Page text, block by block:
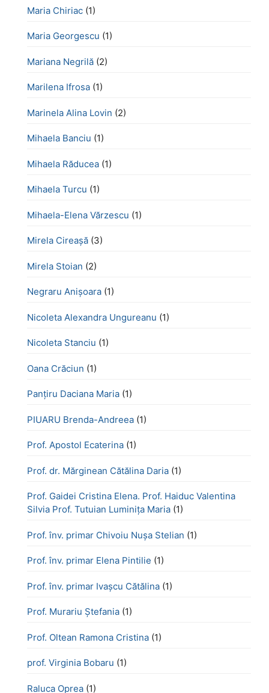
Maria Chiriac (1)
Maria Georgescu (1)
Mariana Negrilă (2)
Marilena Ifrosa (1)
Marinela Alina Lovin (2)
Mihaela Banciu (1)
Mihaela Răducea (1)
Mihaela Turcu (1)
Mihaela-Elena Vărzescu (1)
Mirela Cireașă (3)
Mirela Stoian (2)
Negraru Anișoara (1)
Nicoleta Alexandra Ungureanu (1)
Nicoleta Stanciu (1)
Oana Crăciun (1)
Panțiru Daciana Maria (1)
PIUARU Brenda-Andreea (1)
Prof. Apostol Ecaterina (1)
Prof. dr. Mărginean Cătălina Daria (1)
Prof. Gaidei Cristina Elena. Prof. Haiduc Valentina
Silvia Prof. Tutuian Luminița Maria (1)
Prof. înv. primar Chivoiu Nușa Stelian (1)
Prof. înv. primar Elena Pintilie (1)
Prof. înv. primar Ivașcu Cătălina (1)
Prof. Murariu Ștefania (1)
Prof. Oltean Ramona Cristina (1)
prof. Virginia Bobaru (1)
Raluca Oprea (1)